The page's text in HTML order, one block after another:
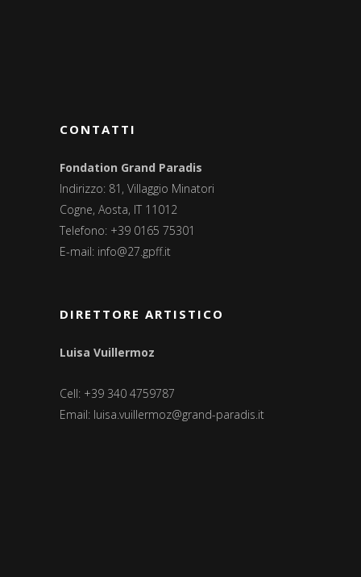
CONTATTI
Fondation Grand Paradis
Indirizzo: 81, Villaggio Minatori
Cogne, Aosta, IT 11012
Telefono: +39 0165 75301
E-mail: info@27.gpff.it
DIRETTORE ARTISTICO
Luisa Vuillermoz
Cell: +39 340 4759787
Email: luisa.vuillermoz@grand-paradis.it